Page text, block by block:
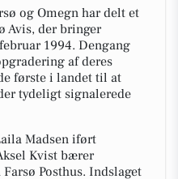
og Omegn har delt et
Avis, der bringer
1994. Dengang
af deres
første i landet til at
tydeligt signalerede
Madsen iført
Kvist bærer
Posthus. Indslaget